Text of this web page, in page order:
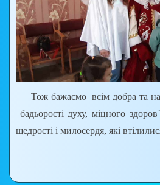
Тож бажаємо всім добра та
бадьорості духу, міцного
щедрості і милосердя, які